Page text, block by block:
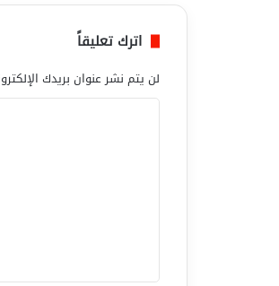
اترك تعليقاً
لن يتم نشر عنوان بريدك